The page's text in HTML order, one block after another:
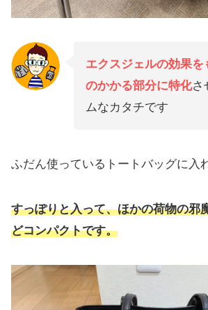
エクスジェルの効果を
のかかる部分に特化さ
ムなカタチです
ふだん使っているトートバッグに入
すっぽりと入って、ほかの荷物の邪
どコンパクトです。